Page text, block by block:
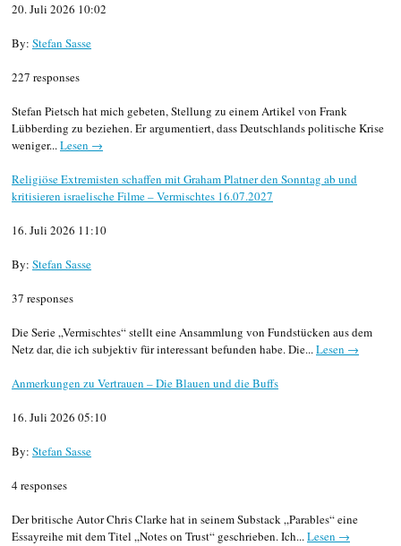
20. Juli 2026 10:02
By: Stefan Sasse
227 responses
Stefan Pietsch hat mich gebeten, Stellung zu einem Artikel von Frank
Lübberding zu beziehen. Er argumentiert, dass Deutschlands politische Krise
weniger...Lesen →
Religiöse Extremisten schaffen mit Graham Platner den Sonntag ab und
kritisieren israelische Filme – Vermischtes 16.07.2027
16. Juli 2026 11:10
By: Stefan Sasse
37 responses
Die Serie „Vermischtes“ stellt eine Ansammlung von Fundstücken aus dem
Netz dar, die ich subjektiv für interessant befunden habe. Die...Lesen →
Anmerkungen zu Vertrauen – Die Blauen und die Buffs
16. Juli 2026 05:10
By: Stefan Sasse
4 responses
Der britische Autor Chris Clarke hat in seinem Substack „Parables“ eine
Essayreihe mit dem Titel „Notes on Trust“ geschrieben. Ich...Lesen →